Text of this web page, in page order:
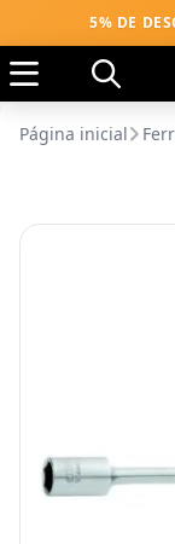
5% DE
Página inicial